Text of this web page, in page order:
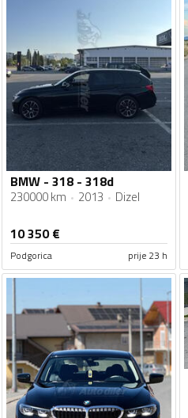
BMW - 318 - 318d
230000 km 2013 Dizel
10 350€
Podgorica prije 23 h